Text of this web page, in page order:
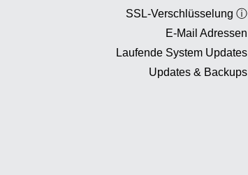
SSL-Verschlüsselung ⓘ
E-Mail Adressen
Laufende System Updates
Updates & Backups